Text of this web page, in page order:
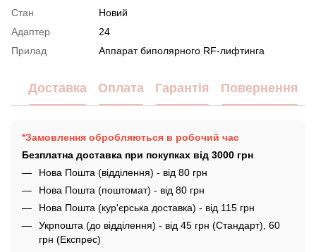
Стан
Новий
Адаптер
24
Прилад
Аппарат биполярного RF-лифтинга
Доставка Оплата Гарантія Повернення
*Замовлення обробляються в робочий час
Безплатна доставка при покупках від 3000 грн
Нова Пошта (відділення) - від 80 грн
Нова Пошта (поштомат) - від 80 грн
Нова Пошта (кур'єрська доставка) - від 115 грн
Укрпошта (до відділення) - від 45 грн (Стандарт), 60
грн (Експрес)